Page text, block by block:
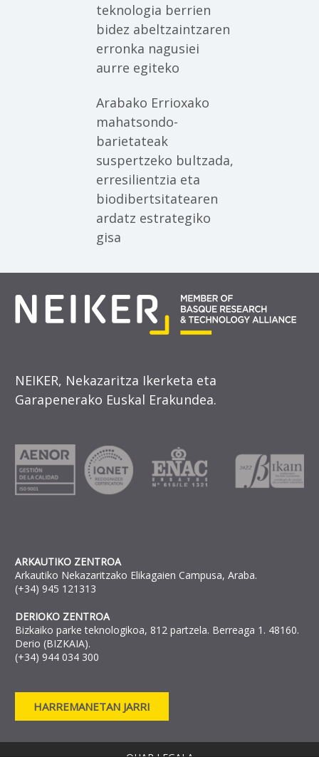
teknologia berrien
bidez abeltzaintzaren
erronka nagusiei
aurre egiteko
Arabako Errioxako
mahatsondo-
barietateak
suspertzeko bultzada,
erresilientzia eta
biodibertsitatearen
ardatz estrategiko
gisa
NEIKER, Nekazaritza Ikerketa eta
Garapenerako Euskal Erakundea.
ARKAUTIKO ZENTROA
Arkautiko Nekazaritzako Elikagaien Campusa, Araba.
(+34) 945 121313
DERIOKO ZENTROA
Bizkaiko parke teknologikoa, 812 partzela. Berreaga 1. 48160.
Derio (BIZKAIA).
(+34) 944 034 300
HARREMANETAN JARRI